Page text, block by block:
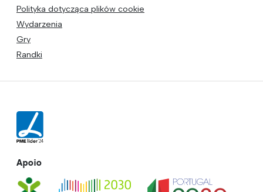
Polityka dotycząca plików cookie
Wydarzenia
Gry
Randki
Apoio